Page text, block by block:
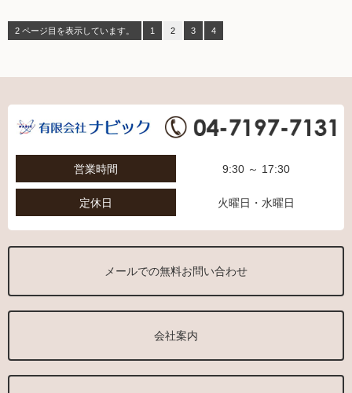
2 ページ目を表示しています。 1 2 3 4
営業時間 9:30 ～ 17:30
定休日 火曜日・水曜日
メールでの無料お問い合わせ
会社案内